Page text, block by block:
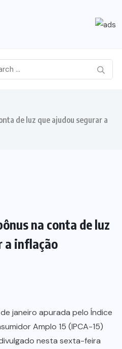
de luz que ajudou segurar a
na conta de luz
a inflação
janeiro apurada pelo Índice
Amplo 15 (IPCA-15)
nesta sexta-feira